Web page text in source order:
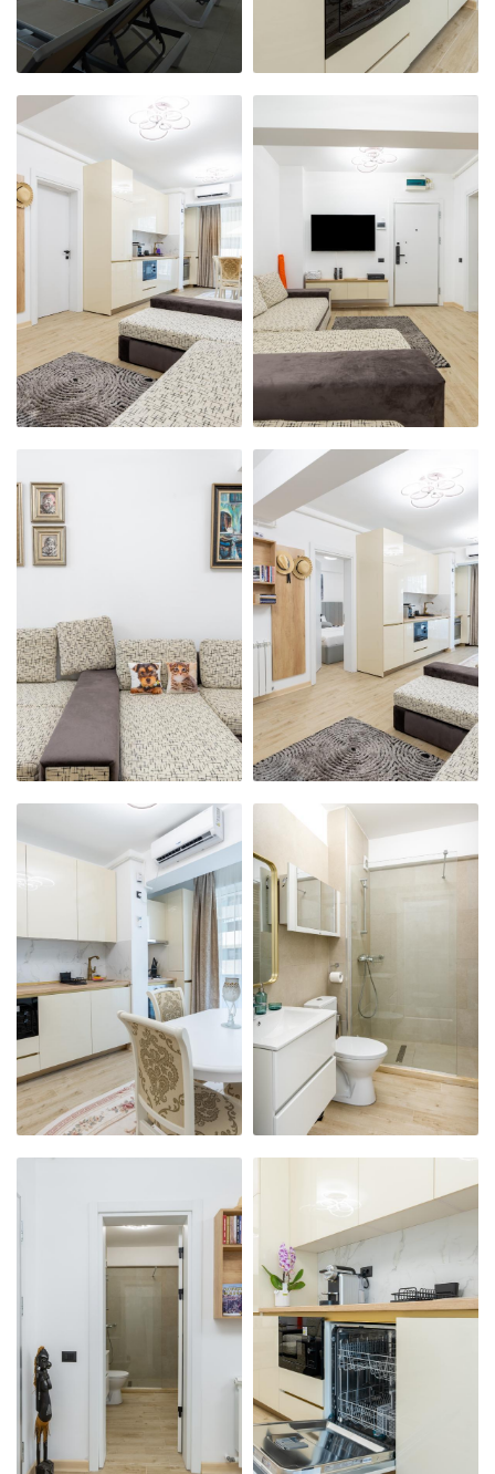
APARTAMENTUL
NOSTRU
MODERN,
PRIMITOR ȘI
CURAT
APARTAMENTUL
NOSTRU
MODERN,
PRIMITOR ȘI
CURAT
APARTAMENTUL
PRIMITOR ȘI
CURAT
APARTAMENTUL
NOSTRU
MODERN,
PRIMITOR ȘI
CURAT
APARTAMENTUL
NOSTRU
MODERN,
PRIMITOR ȘI
CURAT
APARTAMENTUL
NOSTRU
MODERN,
PRIMITOR ȘI
CURAT
APARTAMENTUL
NOSTRU
MODERN,
PRIMITOR ȘI
CURAT
APARTAMENTUL
NOSTRU
MODERN,
PRIMITOR ȘI
CURAT